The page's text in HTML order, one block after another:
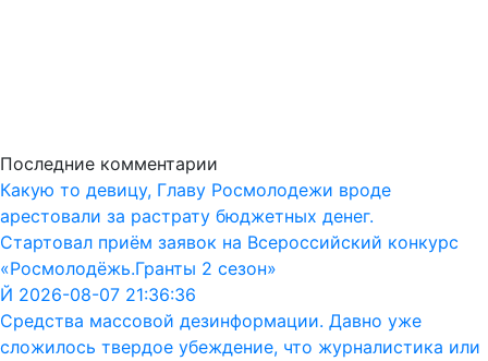
Последние комментарии
Какую то девицу, Главу Росмолодежи вроде
арестовали за растрату бюджетных денег.
Стартовал приём заявок на Всероссийский конкурс
«Росмолодёжь.Гранты 2 сезон»
Й 2026-08-07 21:36:36
Средства массовой дезинформации. Давно уже
сложилось твердое убеждение, что журналистика или